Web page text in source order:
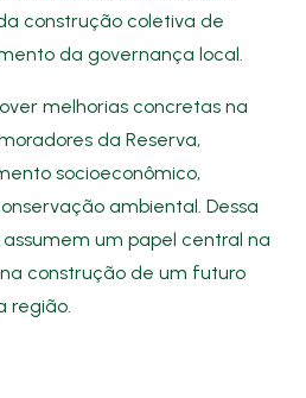
construção coletiva de
da governança local.
melhorias concretas na
da Reserva,
socioeconômico,
ambiental. Dessa
um papel central na
construção de um futuro
região.